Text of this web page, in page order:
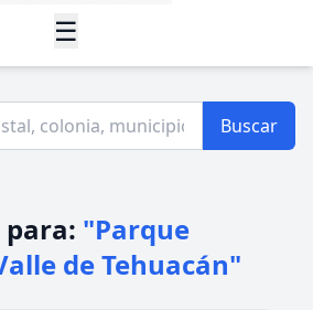
☰
Buscar
para: "Parque
de Tehuacán"